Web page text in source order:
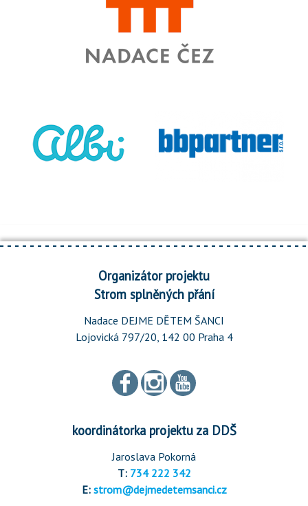
Organizátor projektu
Strom splněných přání
Nadace DEJME DĚTEM ŠANCI
Lojovická 797/20, 142 00 Praha 4
koordinátorka projektu za DDŠ
Jaroslava Pokorná
T: 734 222 342
E: strom@dejmedetemsanci.cz